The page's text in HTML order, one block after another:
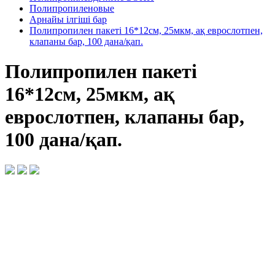
Полипропиленовые
Арнайы ілгіші бар
Полипропилен пакеті 16*12см, 25мкм, ақ еврослотпен,
клапаны бар, 100 дана/қап.
Полипропилен пакеті
16*12см, 25мкм, ақ
еврослотпен, клапаны бар,
100 дана/қап.